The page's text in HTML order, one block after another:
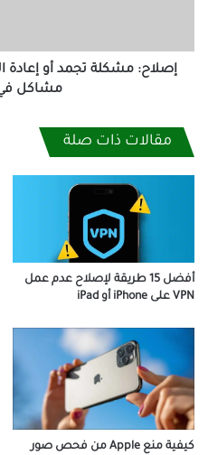
بسبب
مشاكل
مشاكل في
مقالات ذات صلة
أفضل 15 طريقة لإصلاح عدم عمل
VPN على iPhone أو iPad
كيفية منع Apple من فحص صور